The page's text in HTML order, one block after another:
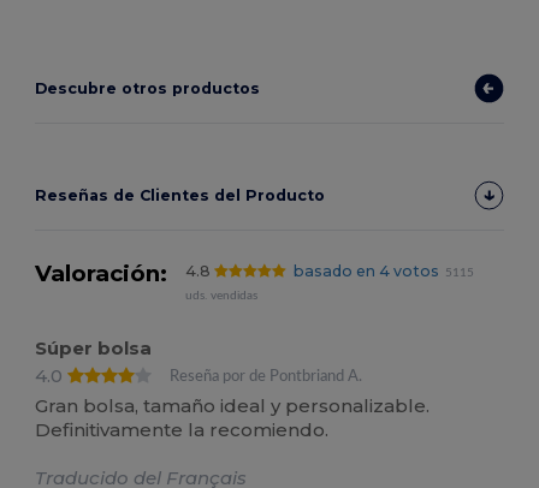
Descubre otros productos
Reseñas de Clientes del Producto
Valoración: 4.8 basado en 4 votos
5115
uds. vendidas
Súper bolsa
4.0
Reseña por de Pontbriand A.
Gran bolsa, tamaño ideal y personalizable.
Definitivamente la recomiendo.
Traducido del Français